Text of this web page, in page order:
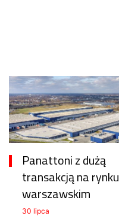
Panattoni z dużą
transakcją na rynku
warszawskim
30 lipca